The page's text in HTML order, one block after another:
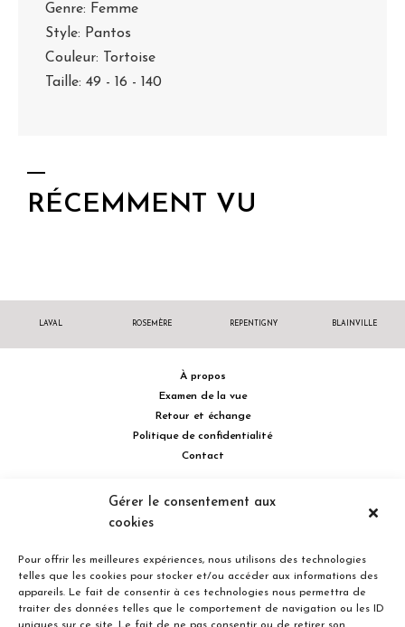
Gérer le consentement aux
cookies
Pour offrir les meilleures expériences, nous utilisons des technologies
telles que les cookies pour stocker et/ou accéder aux informations des
appareils. Le fait de consentir à ces technologies nous permettra de
traiter des données telles que le comportement de navigation ou les ID
Genre: Femme
Style: Pantos
Couleur: Tortoise
Taille: 49 - 16 - 140
RÉCEMMENT VU
LAVAL ROSEMÈRE REPENTIGNY BLAINVILLE
À propos
Examen de la vue
Retour et échange
Politique de confidentialité
Contact
514 732.0222
Concorde Est, Laval, Québec H7G 2E4 Canada